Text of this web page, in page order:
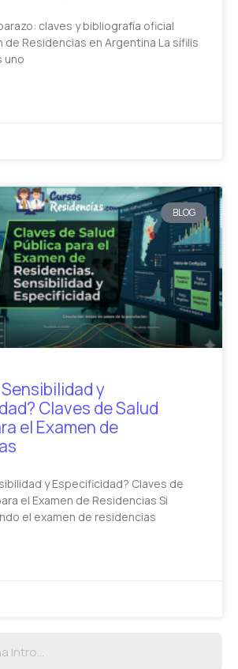
claves y bibliografía oficial
de Residencias en Argentina La sífilis
uno
BLOG
y
Claves de Salud
el Examen de
y Especificidad? Claves de
el Examen de Residencias Si
el examen de residencias